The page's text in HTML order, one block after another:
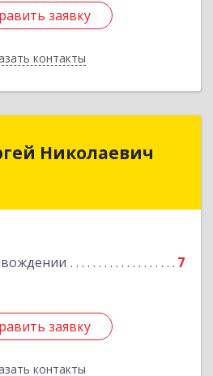
заявку
контакты
заявку
Назад
Николаевич
7
заявку
контакты
Сергей Николаевич
заявку
Назад